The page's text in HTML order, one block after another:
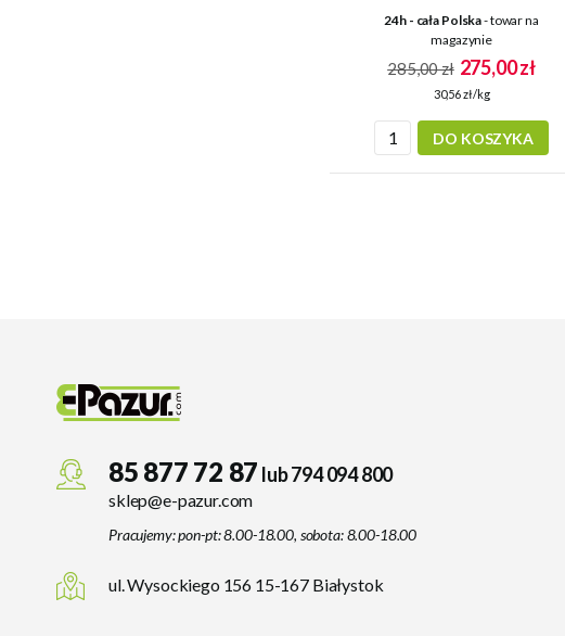
24h - cała Polska- towar na
magazynie
285,00 zł 275,00 zł
30,56 zł/kg
DO KOSZYKA
85 877 72 87 lub 794 094 800
sklep@e-pazur.com
Pracujemy: pon-pt: 8.00-18.00, sobota: 8.00-18.00
ul. Wysockiego 156 15-167 Białystok